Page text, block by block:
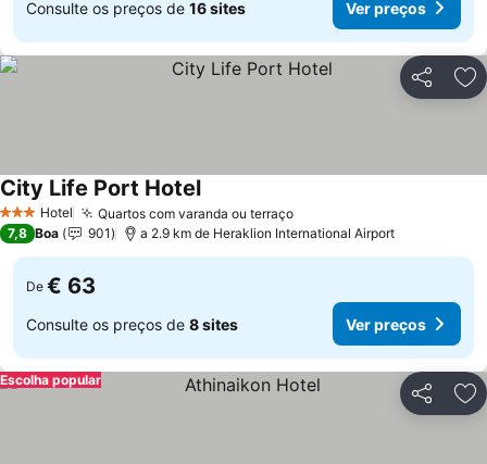
Consulte os preços de 16 sites Ver preços
Partilhar
3 EstrelasHotel Quartos com varanda ou terraço
City Life Port Hotel
7,8 Boa 901 a 2.9 km de Heraklion International Airport
De € 63
Consulte os preços de 8 sites Ver preços
Partilhar
Escolha popular